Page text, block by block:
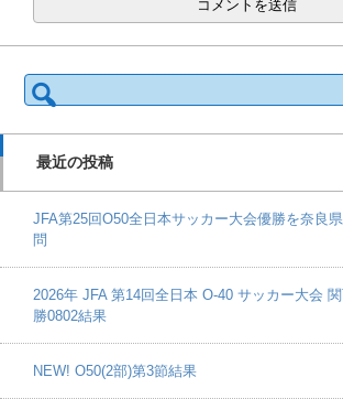
検
索:
最近の投稿
JFA第25回O50全日本サッカー大会優勝を奈良
問
2026年 JFA 第14回全日本 O-40 サッカー大会
勝0802結果
NEW! O50(2部)第3節結果